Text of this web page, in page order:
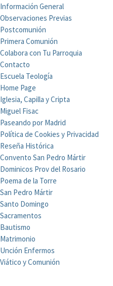
Información General
Observaciones Previas
Postcomunión
Primera Comunión
Colabora con Tu Parroquia
Contacto
Escuela Teología
Home Page
Iglesia, Capilla y Cripta
Miguel Fisac
Paseando por Madrid
Política de Cookies y Privacidad
Reseña Histórica
Convento San Pedro Mártir
Dominicos Prov del Rosario
Poema de la Torre
San Pedro Mártir
Santo Domingo
Sacramentos
Bautismo
Matrimonio
Unción Enfermos
Viático y Comunión